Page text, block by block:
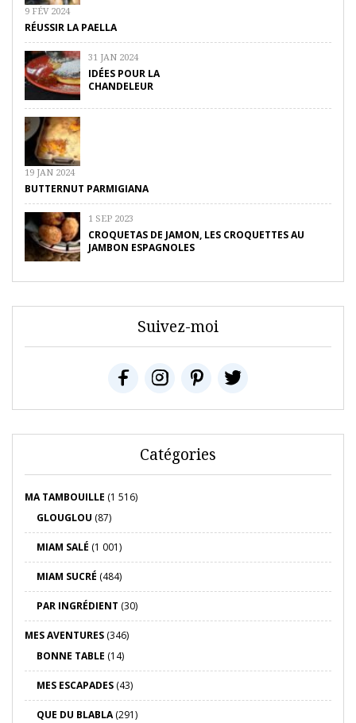
9 FÉV 2024
RÉUSSIR LA PAELLA
31 JAN 2024
IDÉES POUR LA
CHANDELEUR
19 JAN 2024
BUTTERNUT PARMIGIANA
1 SEP 2023
CROQUETAS DE JAMON, LES CROQUETTES AU
JAMBON ESPAGNOLES
Suivez-moi
Catégories
MA TAMBOUILLE (1 516)
GLOUGLOU (87)
MIAM SALÉ (1 001)
MIAM SUCRÉ (484)
PAR INGRÉDIENT (30)
MES AVENTURES (346)
BONNE TABLE (14)
MES ESCAPADES (43)
QUE DU BLABLA(291)